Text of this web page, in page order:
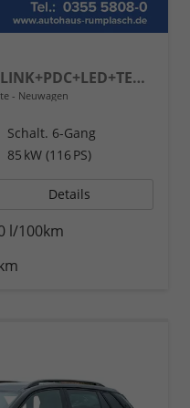
Extra SHZ+KLIMA+SMARTLINK+PDC+LED+TEMPOMAT
Neuwagen
Schalt. 6-Gang
85 kW (116 PS)
Details
l/100km